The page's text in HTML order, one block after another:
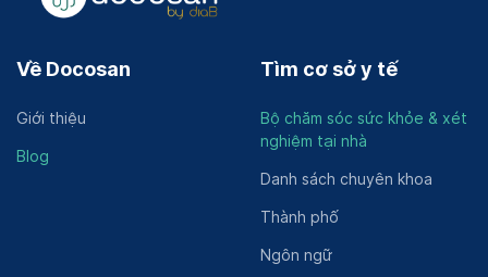
Về Docosan
Giới thiệu
Blog
Tìm cơ sở y tế
Bộ chăm sóc sức khỏe & xét
nghiệm tại nhà
Danh sách chuyên khoa
Thành phố
Ngôn ngữ